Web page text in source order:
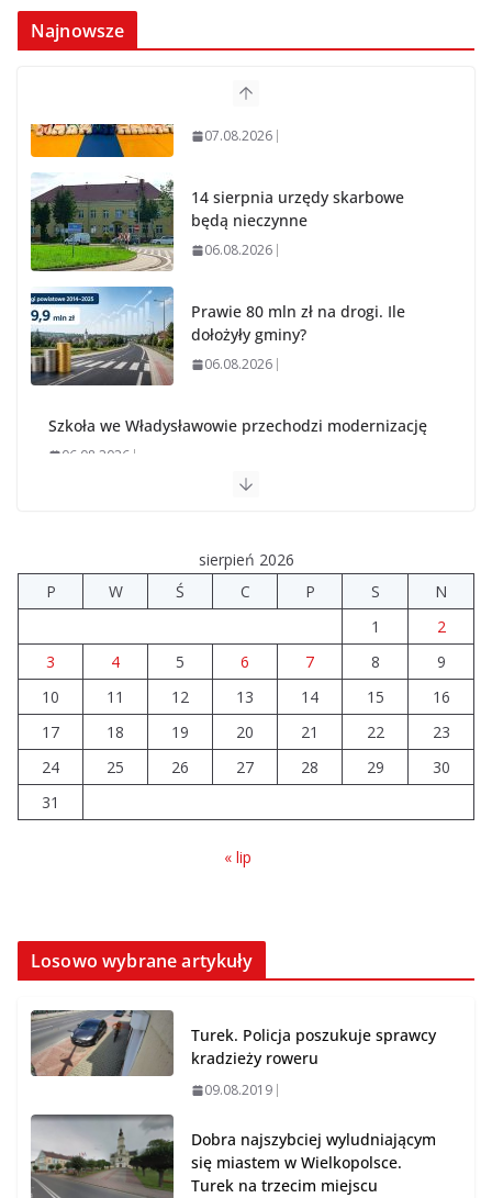
Najnowsze
14 sierpnia urzędy skarbowe
06.08.2026
Prawie 80 mln zł na drogi. Ile
06.08.2026
Szkoła we Władysławowie
06.08.2026
Prawie 20 tys. zł dla dyrektora szpitala. Podwyżka
Brylant dla Turku? 255. miejsce trudno uznać za
07.08.2026
Akademia Sportu rozpoczęła
przygotowania do nowego sezonu
07.08.2026
sierpień 2026
P
W Ś C P S
N
1
2
3
4 5 6 7 8
9
10
11 12 13 14 15
16
17
18 19 20 21 22
23
24
25 26 27 28 29
30
31
« lip
Losowo wybrane artykuły
Turek. Policja poszukuje sprawcy
kradzieży roweru
09.08.2019
Dobra najszybciej wyludniającym
się miastem w Wielkopolsce.
Turek na trzecim miejscu